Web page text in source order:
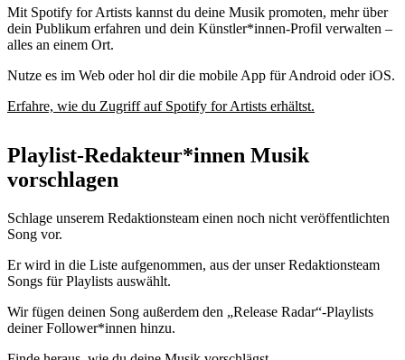
Mit Spotify for Artists kannst du deine Musik promoten, mehr über
dein Publikum erfahren und dein Künstler*innen-Profil verwalten –
alles an einem Ort.
Nutze es im Web oder hol dir die mobile App für Android oder iOS.
Erfahre, wie du Zugriff auf Spotify for Artists erhältst.
Playlist-Redakteur*innen Musik
vorschlagen
Schlage unserem Redaktionsteam einen noch nicht veröffentlichten
Song vor.
Er wird in die Liste aufgenommen, aus der unser Redaktionsteam
Songs für Playlists auswählt.
Wir fügen deinen Song außerdem den „Release Radar“-Playlists
deiner Follower*innen hinzu.